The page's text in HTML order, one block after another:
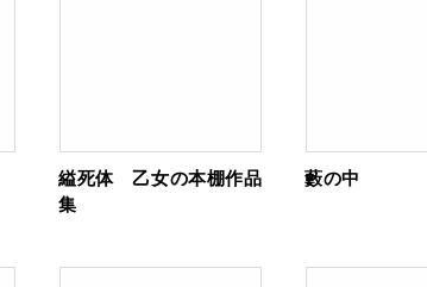
縊死体 乙女の本棚作品
集
藪の中